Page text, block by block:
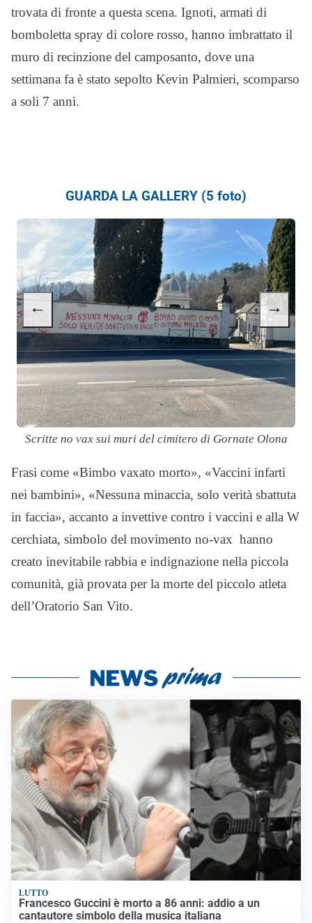
trovata di fronte a questa scena. Ignoti, armati di
bomboletta spray di colore rosso, hanno imbrattato il
muro di recinzione del camposanto, dove una
settimana fa è stato sepolto Kevin Palmieri, scomparso
a soli 7 anni.
GUARDA LA GALLERY (5 foto)
Scritte no vax sui muri del cimitero di Gornate Olona
← →
Frasi come «Bimbo vaxato morto», «Vaccini infarti
nei bambini», «Nessuna minaccia, solo verità sbattuta
in faccia», accanto a invettive contro i vaccini e alla W
cerchiata, simbolo del movimento no-vax hanno
creato inevitabile rabbia e indignazione nella piccola
comunità, già provata per la morte del piccolo atleta
dell’Oratorio San Vito.
LUTTO
Francesco Guccini è morto a 86 anni: addio a un
cantautore simbolo della musica italiana